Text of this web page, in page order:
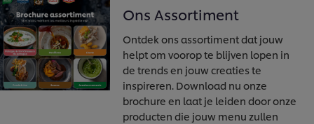
Ons Assortiment
Ontdek ons assortiment dat jouw
helpt om voorop te blijven lopen in
de trends en jouw creaties te
inspireren. Download nu onze
brochure en laat je leiden door onze
producten die jouw menu zullen